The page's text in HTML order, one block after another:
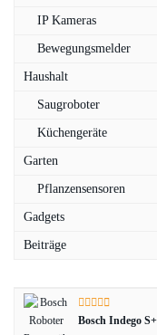
IP Kameras
Bewegungsmelder
Haushalt
Saugroboter
Küchengeräte
Garten
Pflanzensensoren
Gadgets
Beiträge
Bosch Indego